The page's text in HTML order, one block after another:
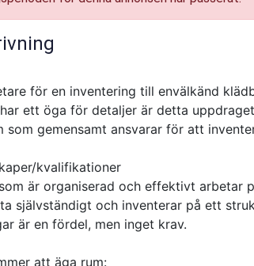
för en inventering till envälkänd
ett öga för detaljer är detta
som gemensamt ansvarar för att
kvalifikationer
är organiserad och effektivt arbetar
självständigt och inventerar på ett
är en fördel, men inget krav.
att äga rum: